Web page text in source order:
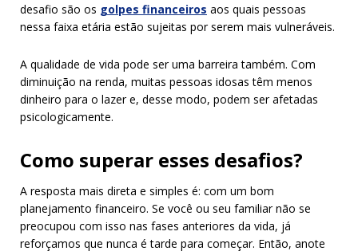
desafio são os golpes financeiros aos quais pessoas
nessa faixa etária estão sujeitas por serem mais vulneráveis.
A qualidade de vida pode ser uma barreira também. Com
diminuição na renda, muitas pessoas idosas têm menos
dinheiro para o lazer e, desse modo, podem ser afetadas
psicologicamente.
Como superar esses desafios?
A resposta mais direta e simples é: com um bom
planejamento financeiro. Se você ou seu familiar não se
preocupou com isso nas fases anteriores da vida, já
reforçamos que nunca é tarde para começar. Então, anote